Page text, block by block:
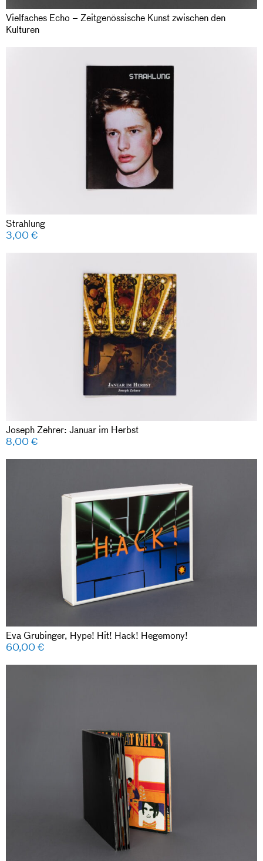
Vielfaches Echo – Zeitgenössische Kunst zwischen den
Kulturen
Strahlung
3,00€
Joseph Zehrer: Januar im Herbst
8,00€
Eva Grubinger, Hype! Hit! Hack! Hegemony!
60,00€